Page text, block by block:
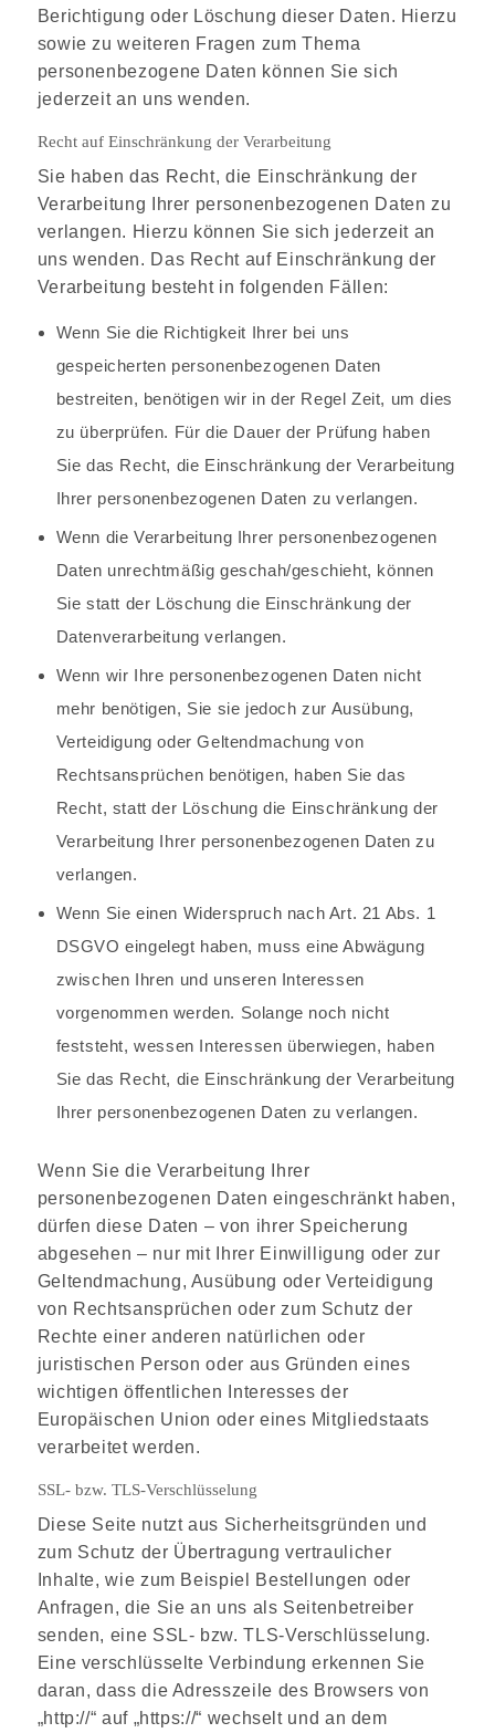
Berichtigung oder Löschung dieser Daten. Hierzu
sowie zu weiteren Fragen zum Thema
personenbezogene Daten können Sie sich
jederzeit an uns wenden.
Recht auf Einschränkung der Verarbeitung
Sie haben das Recht, die Einschränkung der
Verarbeitung Ihrer personenbezogenen Daten zu
verlangen. Hierzu können Sie sich jederzeit an
uns wenden. Das Recht auf Einschränkung der
Verarbeitung besteht in folgenden Fällen:
Wenn Sie die Richtigkeit Ihrer bei uns
gespeicherten personenbezogenen Daten
bestreiten, benötigen wir in der Regel Zeit, um dies
zu überprüfen. Für die Dauer der Prüfung haben
Sie das Recht, die Einschränkung der Verarbeitung
Ihrer personenbezogenen Daten zu verlangen.
Wenn die Verarbeitung Ihrer personenbezogenen
Daten unrechtmäßig geschah/geschieht, können
Sie statt der Löschung die Einschränkung der
Datenverarbeitung verlangen.
Wenn wir Ihre personenbezogenen Daten nicht
mehr benötigen, Sie sie jedoch zur Ausübung,
Verteidigung oder Geltendmachung von
Rechtsansprüchen benötigen, haben Sie das
Recht, statt der Löschung die Einschränkung der
Verarbeitung Ihrer personenbezogenen Daten zu
verlangen.
Wenn Sie einen Widerspruch nach Art. 21 Abs. 1
DSGVO eingelegt haben, muss eine Abwägung
zwischen Ihren und unseren Interessen
vorgenommen werden. Solange noch nicht
feststeht, wessen Interessen überwiegen, haben
Sie das Recht, die Einschränkung der Verarbeitung
Ihrer personenbezogenen Daten zu verlangen.
Wenn Sie die Verarbeitung Ihrer
personenbezogenen Daten eingeschränkt haben,
dürfen diese Daten – von ihrer Speicherung
abgesehen – nur mit Ihrer Einwilligung oder zur
Geltendmachung, Ausübung oder Verteidigung
von Rechtsansprüchen oder zum Schutz der
Rechte einer anderen natürlichen oder
juristischen Person oder aus Gründen eines
wichtigen öffentlichen Interesses der
Europäischen Union oder eines Mitgliedstaats
verarbeitet werden.
SSL- bzw. TLS-Verschlüsselung
Diese Seite nutzt aus Sicherheitsgründen und
zum Schutz der Übertragung vertraulicher
Inhalte, wie zum Beispiel Bestellungen oder
Anfragen, die Sie an uns als Seitenbetreiber
senden, eine SSL- bzw. TLS-Verschlüsselung.
Eine verschlüsselte Verbindung erkennen Sie
daran, dass die Adresszeile des Browsers von
„http://“ auf „https://“ wechselt und an dem